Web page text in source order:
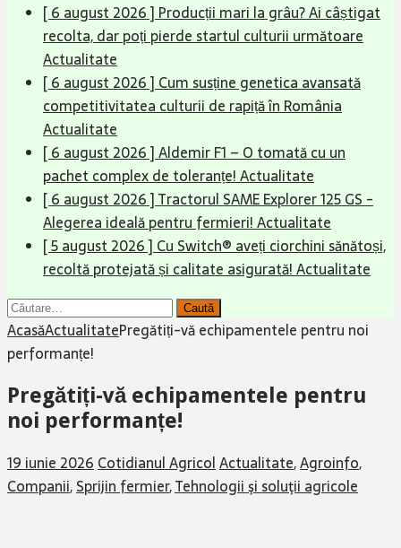
[ 6 august 2026 ] Producții mari la grâu? Ai câștigat
recolta, dar poți pierde startul culturii următoare
Actualitate
[ 6 august 2026 ] Cum susține genetica avansată
competitivitatea culturii de rapiță în România
Actualitate
[ 6 august 2026 ]Aldemir F1 – O tomată cu un
pachet complex de toleranțe!Actualitate
[ 6 august 2026 ]Tractorul SAME Explorer 125 GS -
Alegerea ideală pentru fermieri!Actualitate
[ 5 august 2026 ] Cu Switch® aveți ciorchini sănătoși,
recoltă protejată și calitate asigurată!Actualitate
Caută
după:
AcasăActualitatePregătiți-vă echipamentele pentru noi
performanțe!
Pregătiți-vă echipamentele pentru
noi performanțe!
19 iunie 2026 Cotidianul AgricolActualitate,Agroinfo,
Companii,Sprijin fermier,Tehnologii şi soluţii agricole